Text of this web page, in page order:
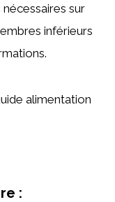
sur
inférieurs
alimentation
: